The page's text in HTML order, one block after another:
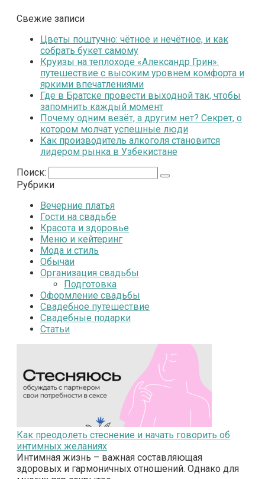
Свежие записи
Цветы поштучно: чётное и нечётное, и как
собрать букет самому
Круизы на теплоходе «Александр Грин»:
путешествие с высоким уровнем комфорта и
яркими впечатлениями
Где в Братске провести выходной так, чтобы
запомнить каждый момент
Почему одним везёт, а другим нет? Секрет, о
котором молчат успешные люди
Как производитель алкоголя становится
лидером рынка в Узбекистане
Поиск:
Рубрики
Вечерние платья
Гости на свадьбе
Красота и здоровье
Меню и кейтеринг
Мода и стиль
Обычаи
Организация свадьбы
Подготовка
Оформление свадьбы
Свадебное путешествие
Свадебные подарки
Статьи
Как преодолеть стеснение и начать говорить об
интимных желаниях
Интимная жизнь – важная составляющая
здоровых и гармоничных отношений. Однако для